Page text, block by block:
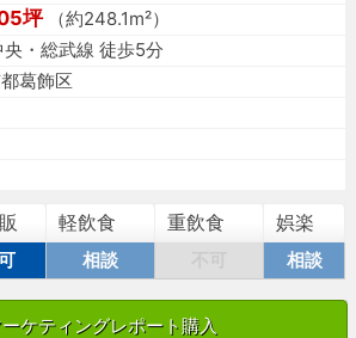
坪（約248.1m²）
央・総武線 徒歩5分
葛飾区
軽飲食 重飲食 娯楽
相談 相談
ケティングレポート購入